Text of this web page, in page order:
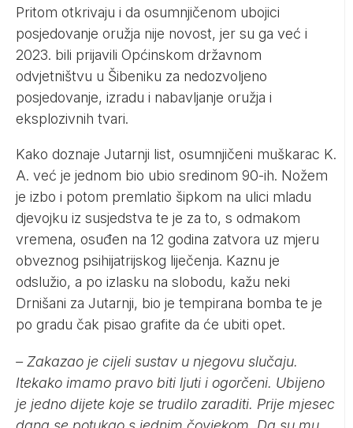
Pritom otkrivaju i da osumnjičenom ubojici
posjedovanje oružja nije novost, jer su ga već i
2023. bili prijavili Općinskom državnom
odvjetništvu u Šibeniku za nedozvoljeno
posjedovanje, izradu i nabavljanje oružja i
eksplozivnih tvari.
Kako doznaje Jutarnji list, osumnjičeni muškarac K.
A. već je jednom bio ubio sredinom 90-ih. Nožem
je izbo i potom premlatio šipkom na ulici mladu
djevojku iz susjedstva te je za to, s odmakom
vremena, osuđen na 12 godina zatvora uz mjeru
obveznog psihijatrijskog liječenja. Kaznu je
odslužio, a po izlasku na slobodu, kažu neki
Drnišani za Jutarnji, bio je tempirana bomba te je
po gradu čak pisao grafite da će ubiti opet.
– Zakazao je cijeli sustav u njegovu slučaju.
Itekako imamo pravo biti ljuti i ogorčeni. Ubijeno
je jedno dijete koje se trudilo zaraditi. Prije mjesec